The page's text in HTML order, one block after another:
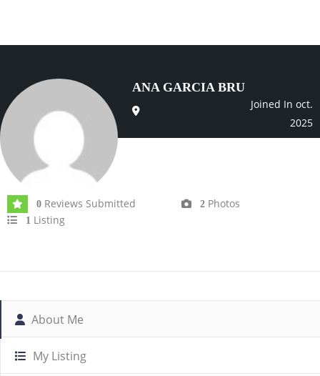
ANA GARCIA BRU
Joined In oct.
2025
0 Reviews Submitted 2 Photos
1 Listing
About Me
My Listing